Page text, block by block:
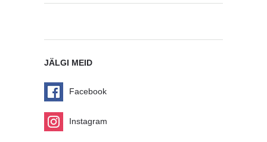
JÄLGI MEID
Facebook
Instagram